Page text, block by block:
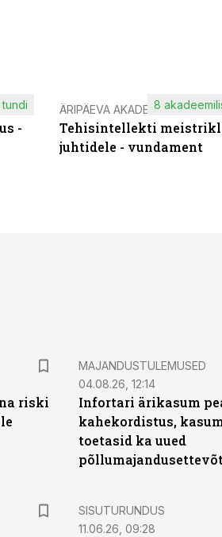
-
ÄRIPÄEVA AKADEEMIA
Tehisintellekti
juhtidele - vundament
8
riski
MAJANDUSTULEMUSED
04.08.26, 12:14
Infortari ärikasum
kahekordistus,
toetasid ka uued
ST
SISUTURUNDUS
11.06.26, 09:28